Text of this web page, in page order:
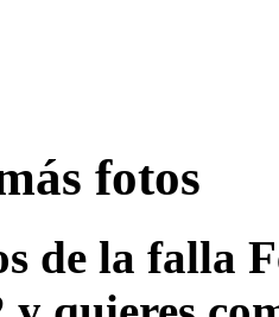
fotos
de la falla